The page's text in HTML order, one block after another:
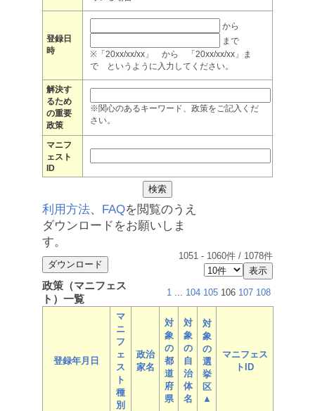
登録日
時
から
まで
※「20xx/xx/xx」 から 「20xx/xx/xx」ま
で というように入力してください。
解決す
るため
の重要
政策
※関心のあるキーワード、政策をご記入くだ
さい。
マニフ
ェスト
ID
利用方法、 FAQを閲覧のうえ
ダウンロードをお願いしま
す。
1051 - 1060件 / 1078件
政策（マニフェス
ト）一覧
1 ... 104 105 106 107 108
登録年月日
マ
ニ
フ
ェ
ス
ト
種
別
政治
家名
対
象
の
都
道
府
県
対
象
の
自
治
体
名
対
象
の
選
挙
区
▲
マニフェス
トID